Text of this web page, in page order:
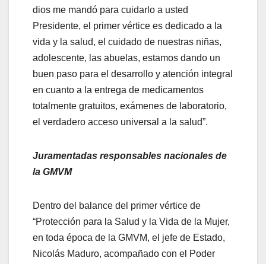
dios me mandó para cuidarlo a usted
Presidente, el primer vértice es dedicado a la
vida y la salud, el cuidado de nuestras niñas,
adolescente, las abuelas, estamos dando un
buen paso para el desarrollo y atención integral
en cuanto a la entrega de medicamentos
totalmente gratuitos, exámenes de laboratorio,
el verdadero acceso universal a la salud”.
Juramentadas responsables nacionales de
la GMVM
Dentro del balance del primer vértice de
“Protección para la Salud y la Vida de la Mujer,
en toda época de la GMVM, el jefe de Estado,
Nicolás Maduro, acompañado con el Poder